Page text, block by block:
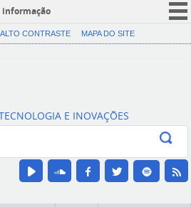
informação
CORONAVÍRUS (COVID-19)
Canais
ALTO CONTRASTE MAPA DO SITE
E INOVAÇÕES